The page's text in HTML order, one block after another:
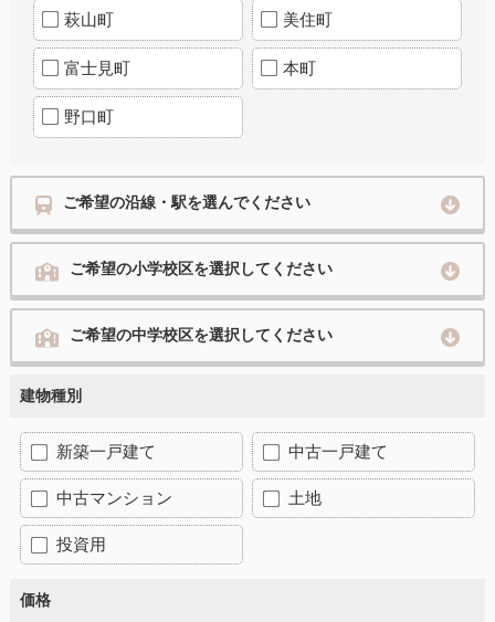
萩山町 美住町
富士見町 本町
野口町
ご希望の沿線・駅を選んでください
ご希望の小学校区を選択してください
ご希望の中学校区を選択してください
建物種別
新築一戸建て 中古一戸建て
中古マンション 土地
投資用
価格